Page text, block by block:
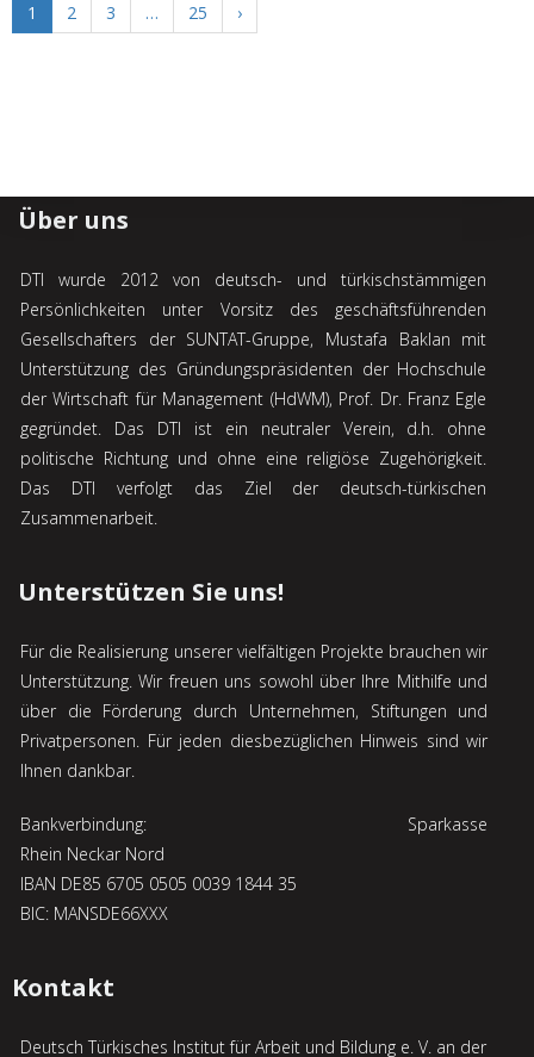
1 2 3 … 25 ›
Über uns
DTI wurde 2012 von deutsch- und türkischstämmigen
Persönlichkeiten unter Vorsitz des geschäftsführenden
Gesellschafters der SUNTAT-Gruppe, Mustafa Baklan mit
Unterstützung des Gründungspräsidenten der Hochschule
der Wirtschaft für Management (HdWM), Prof. Dr. Franz Egle
gegründet. Das DTI ist ein neutraler Verein, d.h. ohne
politische Richtung und ohne eine religiöse Zugehörigkeit.
Das DTI verfolgt das Ziel der deutsch-türkischen
Zusammenarbeit.
Unterstützen Sie uns!
Für die Realisierung unserer vielfältigen Projekte brauchen wir
Unterstützung. Wir freuen uns sowohl über Ihre Mithilfe und
über die Förderung durch Unternehmen, Stiftungen und
Privatpersonen. Für jeden diesbezügli­chen Hinweis sind wir
Ihnen dankbar.
Bankverbindung: Sparkasse
Rhein Neckar Nord
IBAN DE85 6705 0505 0039 1844 35
BIC: MANSDE66XXX
Kontakt
Deutsch Türkisches Institut für Arbeit und Bildung e. V. an der